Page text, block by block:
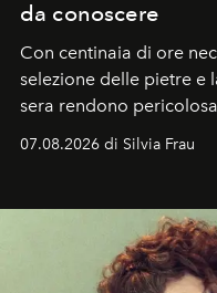
da conoscere
Con centinaia di ore
selezione delle pietre e
sera rendono
07.08.2026 di Silvia Frau